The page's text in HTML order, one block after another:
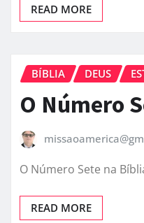
READ MORE
BÍBLIA DEUS
O Número
O Número Sete na
READ MORE